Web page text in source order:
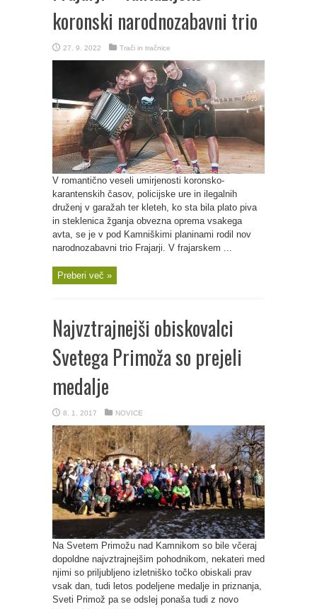
koronski narodnozabavni trio
27. 9. 2022 Trači in tračnice
V romantično veseli umirjenosti koronsko-
karantenskih časov, policijske ure in ilegalnih
druženj v garažah ter kleteh, ko sta bila plato piva
in steklenica žganja obvezna oprema vsakega
avta, se je v pod Kamniškimi planinami rodil nov
narodnozabavni trio Frajarji. V frajarskem ...
Preberi več »
Najvztrajnejši obiskovalci
Svetega Primoža so prejeli
medalje
8. 1. 2017 NOVICE
Na Svetem Primožu nad Kamnikom so bile včeraj
dopoldne najvztrajnejšim pohodnikom, nekateri med
njimi so priljubljeno izletniško točko obiskali prav
vsak dan, tudi letos podeljene medalje in priznanja,
Sveti Primož pa se odslej ponaša tudi z novo